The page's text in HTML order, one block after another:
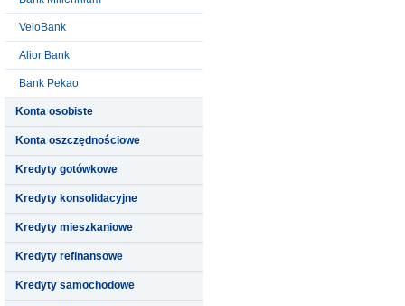
VeloBank
Alior Bank
Bank Pekao
Konta osobiste
Konta oszczędnościowe
Kredyty gotówkowe
Kredyty konsolidacyjne
Kredyty mieszkaniowe
Kredyty refinansowe
Kredyty samochodowe